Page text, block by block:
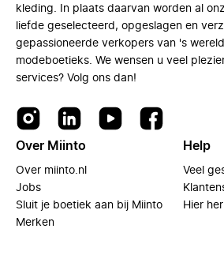
kleding. In plaats daarvan worden al
liefde geselecteerd, opgeslagen en
gepassioneerde verkopers van 's
modeboetieks. We wensen u veel
services? Volg ons dan!
Over Miinto
Over miinto.nl
Jobs
Sluit je boetiek aan bij Miinto
Merken
Help
Veel
Hier